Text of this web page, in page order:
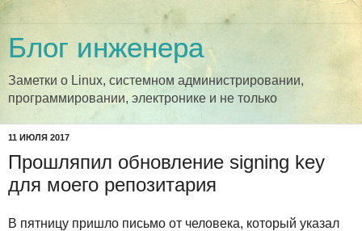
Блог инженера
Заметки о Linux, системном администрировании,
программировании, электронике и не только
11 ИЮЛЯ 2017
Прошляпил обновление signing key
для моего репозитария
В пятницу пришло письмо от человека, который указал